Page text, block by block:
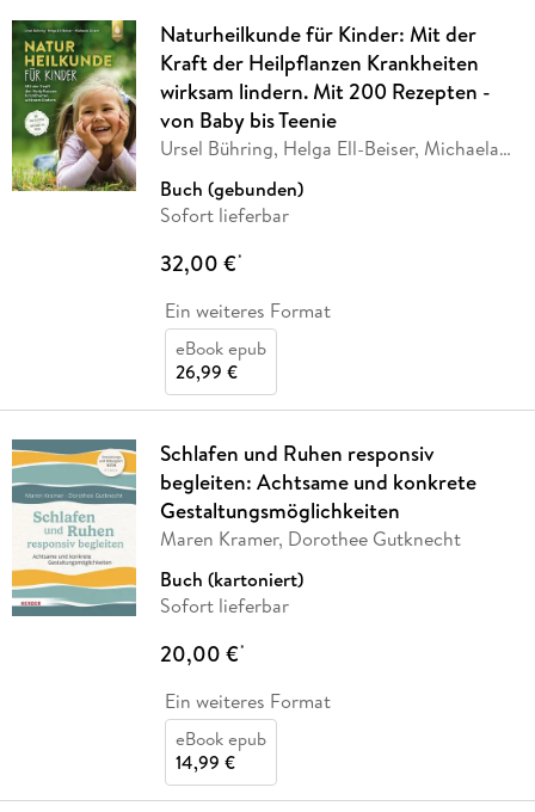
Naturheilkunde für Kinder: Mit der
Kraft der Heilpflanzen Krankheiten
wirksam lindern. Mit 200 Rezepten -
von Baby bis Teenie
Ursel Bühring, Helga Ell-Beiser, Michaela
Buch (gebunden)
Sofort lieferbar
32,00 €*
Ein weiteres Format
eBook epub
26,99 €
Schlafen und Ruhen responsiv
begleiten: Achtsame und konkrete
Gestaltungsmöglichkeiten
Maren Kramer, Dorothee Gutknecht
Buch (kartoniert)
Sofort lieferbar
20,00 €*
Ein weiteres Format
eBook epub
14,99 €